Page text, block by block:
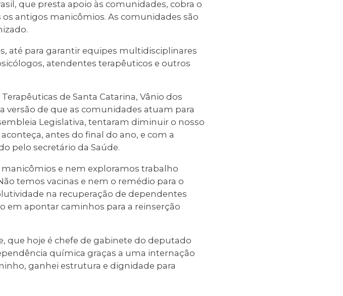
que presta apoio às comunidades, cobra o
antigos manicômios. As comunidades são
até para garantir equipes multidisciplinares
atendentes terapêuticos e outros
de Santa Catarina, Vânio dos
versão de que as comunidades atuam para
Legislativa, tentaram diminuir o nosso
antes do final do ano, e com a
pelo secretário da Saúde.
e nem exploramos trabalho
temos vacinas e nem o remédio para o
na recuperação de dependentes
em apontar caminhos para a reinserção
que hoje é chefe de gabinete do deputado
química graças a uma internação
ganhei estrutura e dignidade para